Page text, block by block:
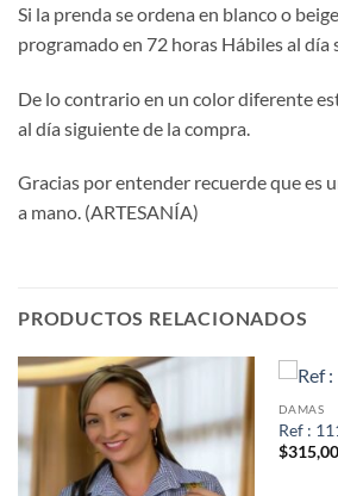
Si la prenda se ordena en blanco o
programado en 72 horas Hábiles al día
De lo contrario en un color diferente
al día siguiente de la compra.
Gracias por entender recuerde que es
a mano. (ARTESANÍA)
PRODUCTOS RELACIONADOS
DAMAS
Ref :
$